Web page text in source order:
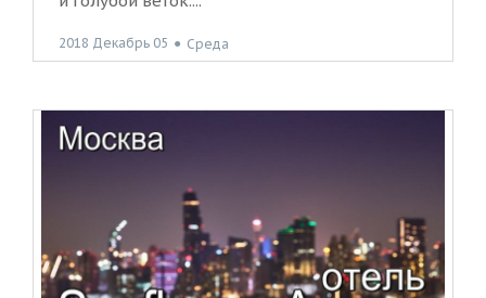
2018 Декабрь 05 ● Среда